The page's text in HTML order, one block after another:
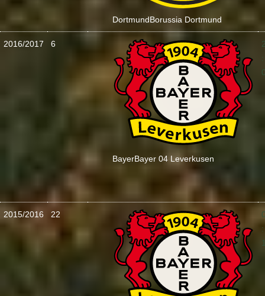
DortmundBorussia Dortmund
2016/2017 6
BayerBayer 04 Leverkusen
2015/2016 22
: